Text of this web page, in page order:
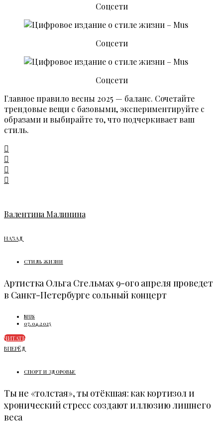
Соцсети
Соцсети
Соцсети
Главное правило весны 2025 — баланс. Сочетайте
трендовые вещи с базовыми, экспериментируйте с
образами и выбирайте то, что подчеркивает ваш
стиль.
Валентина Малинина
НАЗАД
СТИЛЬ ЖИЗНИ
Артистка Ольга Стельмах 9-ого апреля проведет
в Санкт-Петербурге сольный концерт
MUS
07.04.2025
ЧИТАТЬ
ВПЕРЁД
СПОРТ И ЗДОРОВЬЕ
Ты не «толстая», ты отёкшая: как кортизол и
хронический стресс создают иллюзию лишнего
веса